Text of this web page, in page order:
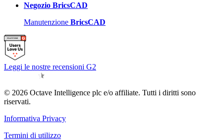
Negozio BricsCAD
Manutenzione BricsCAD
Leggi le nostre recensioni G2
© 2026 Octave Intelligence plc e/o affiliate. Tutti i diritti sono
riservati.
Informativa Privacy
Termini di utilizzo